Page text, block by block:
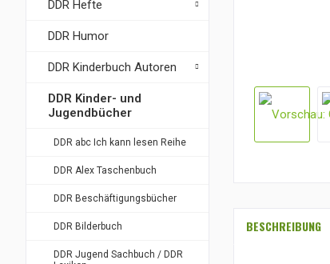
DDR Hefte
DDR Humor
DDR Kinderbuch Autoren
DDR Kinder- und
Jugendbücher
DDR abc Ich kann lesen Reihe
DDR Alex Taschenbuch
DDR Beschäftigungsbücher
DDR Bilderbuch
DDR Jugend Sachbuch / DDR
BESCHREIBUNG